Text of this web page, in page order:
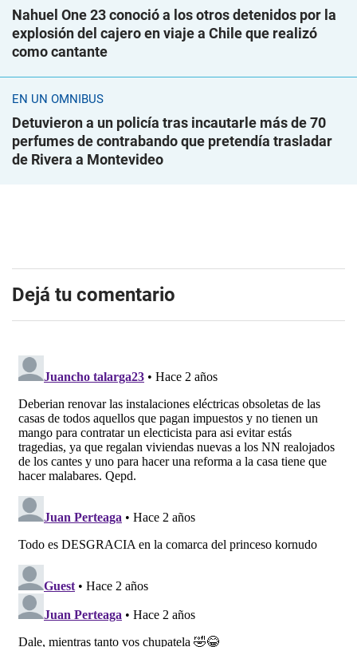
Nahuel One 23 conoció a los otros detenidos por la
explosión del cajero en viaje a Chile que realizó
como cantante
EN UN ÓMNIBUS
Detuvieron a un policía tras incautarle más de 70
perfumes de contrabando que pretendía trasladar
de Rivera a Montevideo
Dejá tu comentario